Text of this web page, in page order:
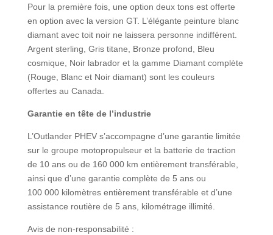
Pour la première fois, une option deux tons est offerte
en option avec la version GT. L’élégante peinture blanc
diamant avec toit noir ne laissera personne indifférent.
Argent sterling, Gris titane, Bronze profond, Bleu
cosmique, Noir labrador et la gamme Diamant complète
(Rouge, Blanc et Noir diamant) sont les couleurs
offertes au Canada.
Garantie en tête de l’industrie
L’Outlander PHEV s’accompagne d’une garantie limitée
sur le groupe motopropulseur et la batterie de traction
de 10 ans ou de 160 000 km entièrement transférable,
ainsi que d’une garantie complète de 5 ans ou
100 000 kilomètres entièrement transférable et d’une
assistance routière de 5 ans, kilométrage illimité.
Avis de non-responsabilité :